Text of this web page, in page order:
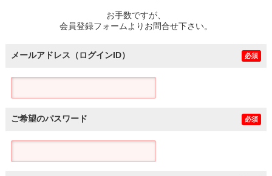
お手数ですが、
会員登録フォームよりお問合せ下さい。
メールアドレス（ログインID） 必須
ご希望のパスワード 必須